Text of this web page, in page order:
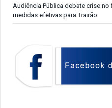
Audiência Pública debate crise
medidas efetivas para Trairão